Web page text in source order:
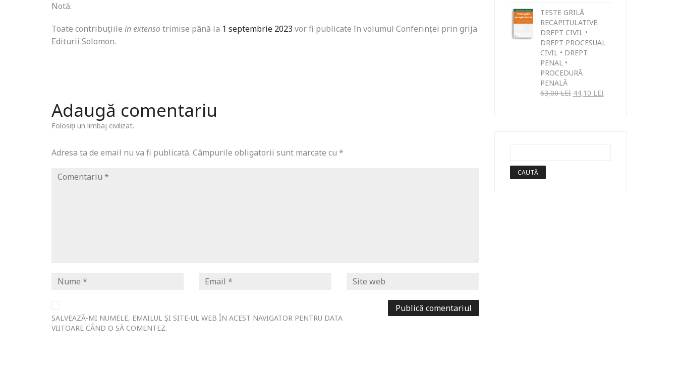
Notă:
Toate contribuțiile in extensotrimise până la 1 septembrie 2023 vor fi publicate în volumul Conferinței prin grija
Editurii Solomon.
Adaugă comentariu
Folosiți un limbaj civilizat.
Adresa ta de email nu va fi publicată. Câmpurile obligatorii sunt marcate cu *
SALVEAZĂ-MI NUMELE, EMAILUL ȘI SITE-UL WEB ÎN ACEST NAVIGATOR PENTRU DATA
VIITOARE CÂND O SĂ COMENTEZ.
TESTE GRILĂ
RECAPITULATIVE.
DREPT CIVIL •
DREPT PROCESUAL
CIVIL • DREPT
PENAL •
PROCEDURĂ
PENALĂ
63,00LEI 44,10 LEI